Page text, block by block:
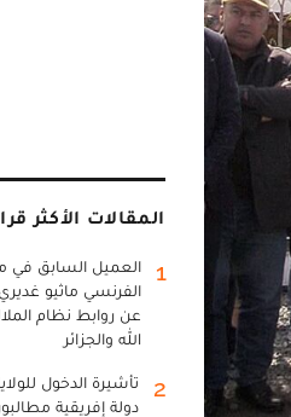
المقالات الأكثر
1
العميل السابق
الفرنسي ماثيو
عن روابط نظام
الله والجزائر
2
دولة إفريقية